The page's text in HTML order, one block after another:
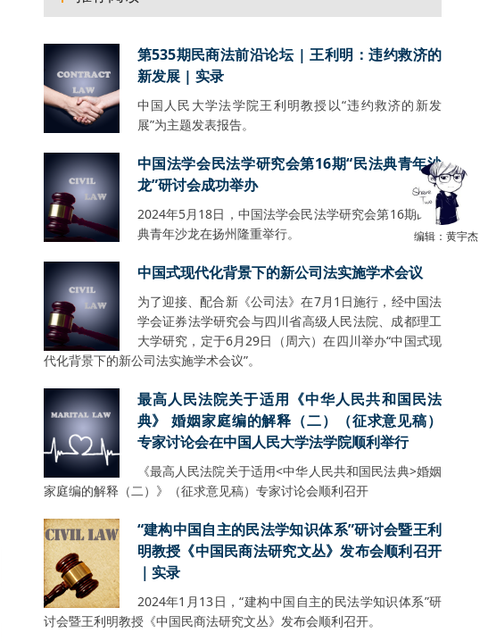
第535期民商法前沿论坛 | 王利明：违约救济的
新发展 | 实录
中国人民大学法学院王利明教授以“违约救济的新发
展”为主题发表报告。
中国法学会民法学研究会第16期“民法典青年沙
龙”研讨会成功举办
2024年5月18日，中国法学会民法学研究会第16期民法
典青年沙龙在扬州隆重举行。
中国式现代化背景下的新公司法实施学术会议
为了迎接、配合新《公司法》在7月1日施行，经中国法
学会证券法学研究会与四川省高级人民法院、成都理工
大学研究，定于6月29日（周六）在四川举办“中国式现
代化背景下的新公司法实施学术会议”。
最高人民法院关于适用《中华人民共和国民法
典》 婚姻家庭编的解释（二）（征求意见稿）
专家讨论会在中国人民大学法学院顺利举行
《最高人民法院关于适用<中华人民共和国民法典>婚姻
家庭编的解释（二）》（征求意见稿）专家讨论会顺利召开
“建构中国自主的民法学知识体系”研讨会暨王利
明教授《中国民商法研究文丛》发布会顺利召开
｜实录
2024年1月13日，“建构中国自主的民法学知识体系”研
讨会暨王利明教授《中国民商法研究文丛》发布会顺利召开。
编辑：黄宇杰